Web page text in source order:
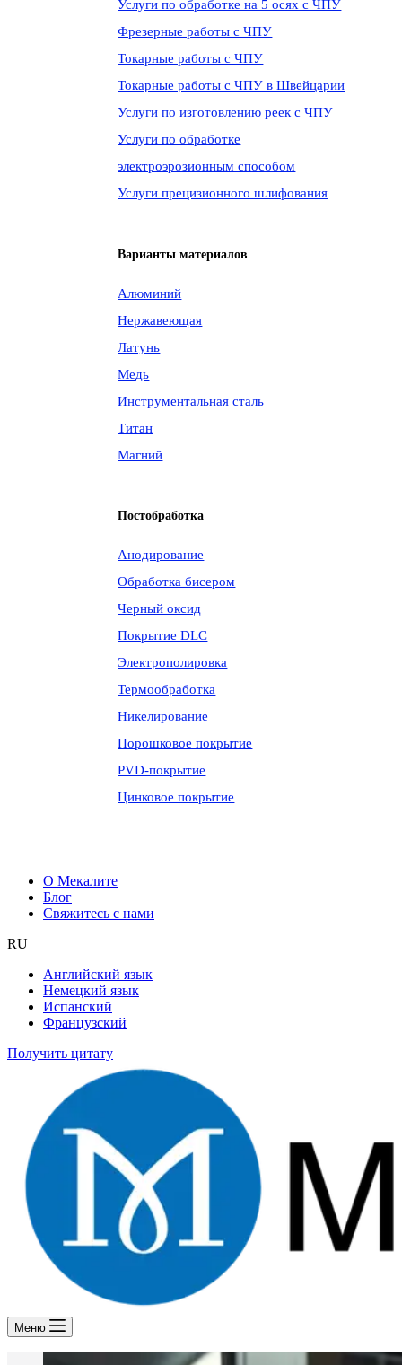
Услуги по обработке на 5 осях с ЧПУ
Фрезерные работы с ЧПУ
Токарные работы с ЧПУ
Токарные работы с ЧПУ в Швейцарии
Услуги по изготовлению реек с ЧПУ
Услуги по обработке
электроэрозионным способом
Услуги прецизионного шлифования
Варианты материалов
Алюминий
Нержавеющая
Латунь
Медь
Инструментальная сталь
Титан
Магний
Постобработка
Анодирование
Обработка бисером
Черный оксид
Покрытие DLC
Электрополировка
Термообработка
Никелирование
Порошковое покрытие
PVD-покрытие
Цинковое покрытие
О Мекалите
Блог
Свяжитесь с нами
RU
Английский язык
Немецкий язык
Испанский
Французский
Получить цитату
Меню